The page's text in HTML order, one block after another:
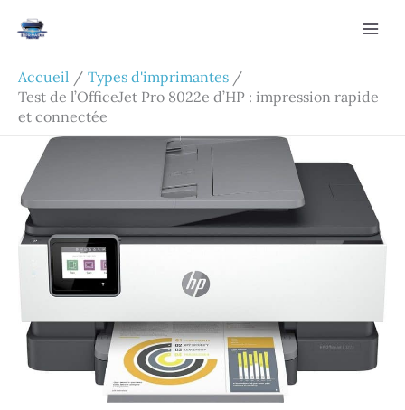
Accueil
Types d'imprimantes
Test de l’OfficeJet Pro 8022e d’HP : impression rapide
et connectée
Rechercher